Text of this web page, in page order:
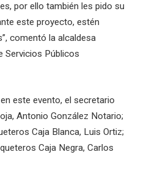
por ello también les pido su
este proyecto, estén
comentó la alcaldesa
Servicios Públicos
este evento, el secretario
Antonio González Notario;
Caja Blanca, Luis Ortiz;
Caja Negra, Carlos